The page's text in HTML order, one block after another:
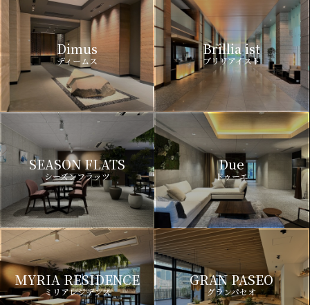
Dimus
ディームス
Brillia ist
ブリリアイスト
SEASON FLATS
シーズンフラッツ
Due
ドゥーエ
MYRIA RESIDENCE
ミリアレジデンス
GRAN PASEO
グランパセオ